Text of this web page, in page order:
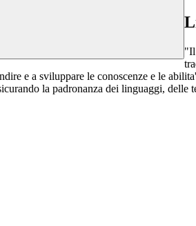
"Il
e a sviluppare le conoscenze e le
la padronanza dei linguaggi,